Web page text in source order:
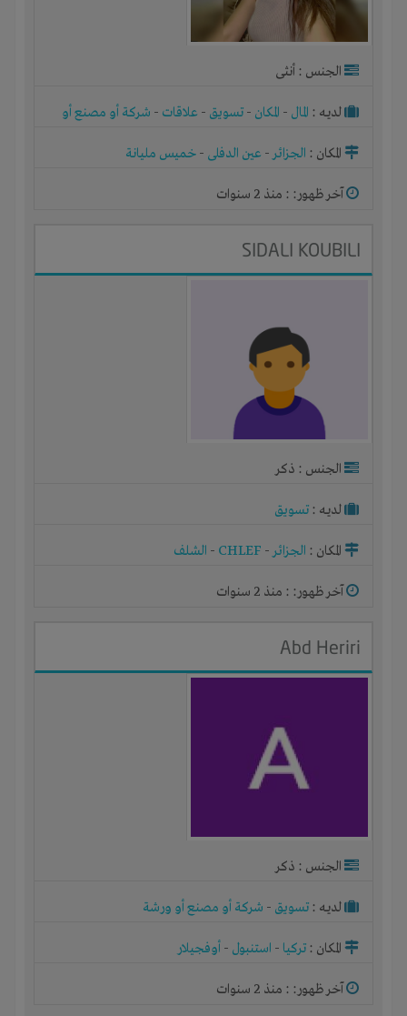
الجنس : أنثى
لديـه : المال - المكان - تسويق - علاقات - شركة أو مصنع أو
المكان : الجزائر- عين الدفلى - خميس مليانة
آخر ظهور: : منذ 2 سنوات
SIDALI KOUBILI
الجنس : ذكر
لديـه : تسويق
المكان : الجزائر-
CHLEF
- الشلف
آخر ظهور: : منذ 2 سنوات
Abd Heriri
الجنس : ذكر
لديـه : تسويق - شركة أو مصنع أو ورشة
المكان : تركيا - استنبول - أوفجيلار
آخر ظهور: : منذ 2 سنوات